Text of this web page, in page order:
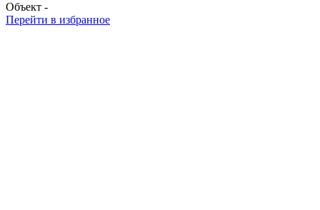
Объект -
Перейти в избранное